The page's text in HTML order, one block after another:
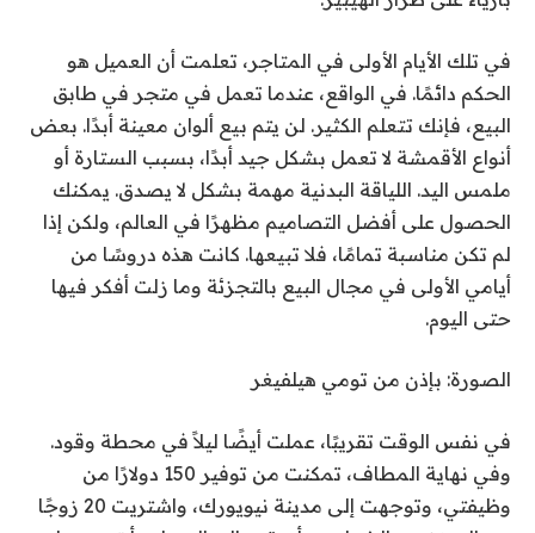
في تلك الأيام الأولى في المتاجر، تعلمت أن العميل هو
الحكم دائمًا. في الواقع، عندما تعمل في متجر في طابق
البيع، فإنك تتعلم الكثير. لن يتم بيع ألوان معينة أبدًا. بعض
أنواع الأقمشة لا تعمل بشكل جيد أبدًا، بسبب الستارة أو
ملمس اليد. اللياقة البدنية مهمة بشكل لا يصدق. يمكنك
الحصول على أفضل التصاميم مظهرًا في العالم، ولكن إذا
لم تكن مناسبة تمامًا، فلا تبيعها. كانت هذه دروسًا من
أيامي الأولى في مجال البيع بالتجزئة وما زلت أفكر فيها
حتى اليوم.
الصورة: بإذن من تومي هيلفيغر
في نفس الوقت تقريبًا، عملت أيضًا ليلاً في محطة وقود.
وفي نهاية المطاف، تمكنت من توفير 150 دولارًا من
وظيفتي، وتوجهت إلى مدينة نيويورك، واشتريت 20 زوجًا